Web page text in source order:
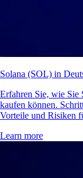
Solana (SOL) in
Erfahren Sie, wie Sie
kaufen können.
Vorteile und Risiken
Learn more